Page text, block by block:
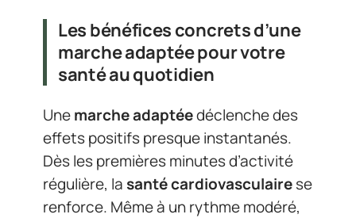
Les bénéfices concrets d’une
marche adaptée pour votre
santé au quotidien
Unemarche adaptéedéclenche des
effets positifs presque instantanés.
Dès les premières minutes d’activité
régulière, la santé cardiovasculairese
renforce. Même à un rythme modéré,